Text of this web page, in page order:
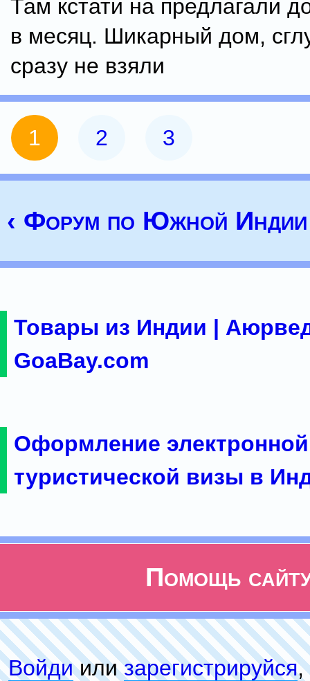
Там кстати на предлагали
в месяц. Шикарный дом,
сразу не взяли
1 2 3
‹ Форум по Южной
Товары из Индии |
GoaBay.com
Оформление электронной
туристической визы в
Помощь
Войдиилизарeгиcтpируйся,